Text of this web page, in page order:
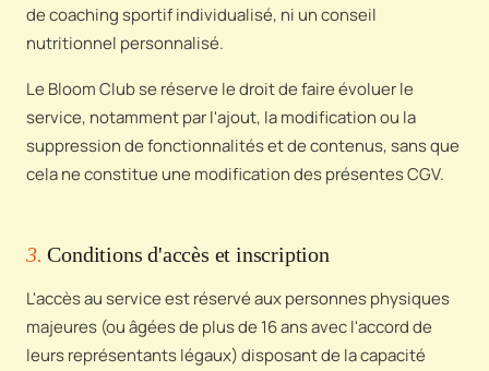
de coaching sportif individualisé, ni un conseil
nutritionnel personnalisé.
Le Bloom Club se réserve le droit de faire évoluer le
service, notamment par l'ajout, la modification ou la
suppression de fonctionnalités et de contenus, sans que
cela ne constitue une modification des présentes CGV.
3. Conditions d'accès et inscription
L'accès au service est réservé aux personnes physiques
majeures (ou âgées de plus de 16 ans avec l'accord de
leurs représentants légaux) disposant de la capacité